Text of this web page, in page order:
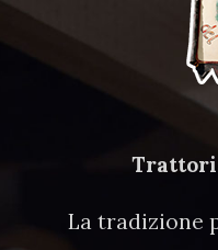
La tradizione